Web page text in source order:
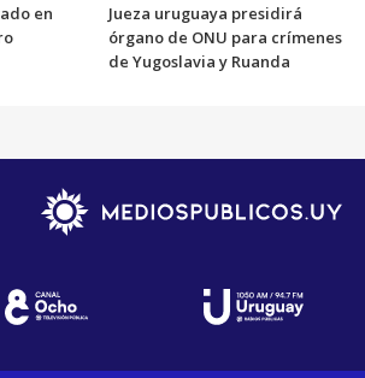
en
Jueza uruguaya presidirá
órgano de ONU para crímenes
de Yugoslavia y Ruanda